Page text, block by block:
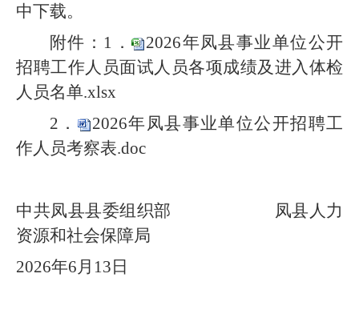
中下载。
附件：1．
2026年凤县事业单位公开
招聘工作人员面试人员各项成绩及进入体检
人员名单.xlsx
2．
2026年凤县事业单位公开招聘工
作人员考察表.doc
中共凤县县委组织部
凤县人力
资源和社会保障局
2026年6月13日